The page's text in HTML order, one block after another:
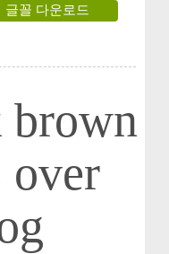
글꼴 다운로드
brown
over